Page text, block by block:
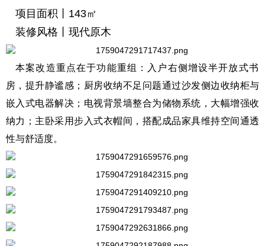
项目面积丨143㎡
装修风格丨现代原木
本案改造重点在于功能重组：入户右侧增设半开放式书
房，提升静谧感；厨房收纳不足问题通过沙发侧边收纳柜与
嵌入式电器解决；电视背景墙整合为储物系统，大幅增强收
纳力；主卧采用步入式衣帽间，搭配成品家具维持空间通透
性与舒适度。